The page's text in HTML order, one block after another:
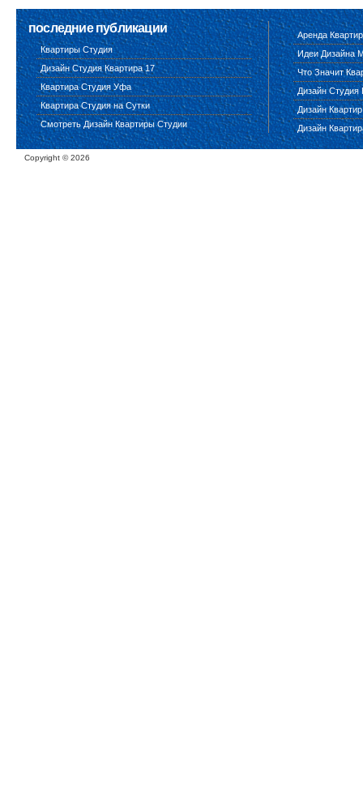
последние публикации
Квартиры Студия
Дизайн Студия Квартира 17
Квартира Студия Уфа
Квартира Студия на Сутки
Смотреть Дизайн Квартиры Студии
Аренда
Идеи Дизайна
Что Значит
Дизайн Студия
Дизайн
Дизайн
Copyright ©2026